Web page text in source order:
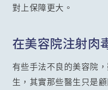
對上保障更大。
在美容院注射肉
有些手法不良的美容院
生，其實那些醫生只是